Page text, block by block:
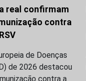
real confirmam
contra
de Doenças
de 2026 destacou
contra a